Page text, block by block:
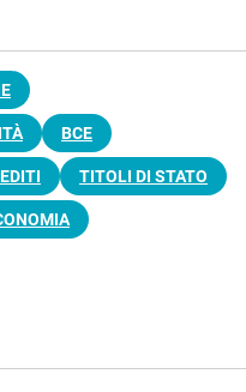
BCE
TITOLI DI STATO